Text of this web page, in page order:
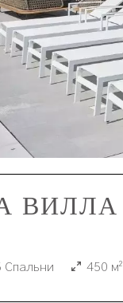
ВИЛЛА
Спальни 450 м²